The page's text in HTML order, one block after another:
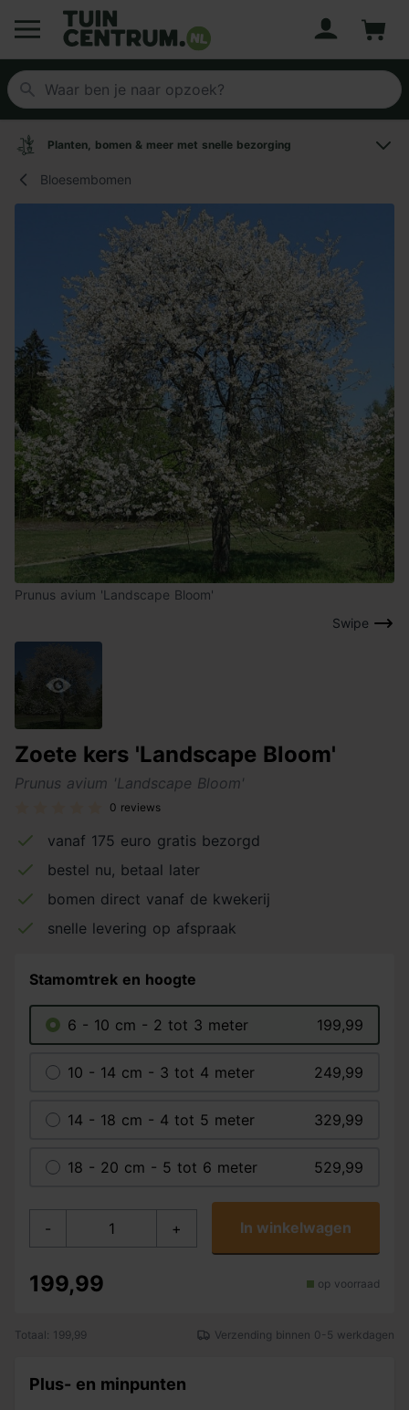
Logo Tuincentrum.nl
Planten, bomen & meer met snelle bezorging
Bloesembomen
Swipe
Prunus avium 'Landscape Bloom'
Zoete kers 'Landscape Bloom'
Prunus avium 'Landscape Bloom'
0 reviews
vanaf 175 euro gratis bezorgd
bestel nu, betaal later
bomen direct vanaf de kwekerij
snelle levering op afspraak
Stamomtrek en hoogte
6 - 10 cm - 2 tot 3 meter 199,99
10 - 14 cm - 3 tot 4 meter 249,99
14 - 18 cm - 4 tot 5 meter 329,99
18 - 20 cm - 5 tot 6 meter 529,99
- + In winkelwagen
199,99 op voorraad
Totaal: 199,99 Verzending binnen 0-5 werkdagen
Plus- en minpunten